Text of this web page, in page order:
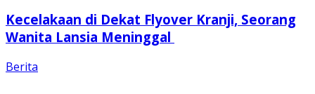
Kecelakaan di Dekat Flyover Kranji, Seorang
Wanita Lansia Meninggal
Berita